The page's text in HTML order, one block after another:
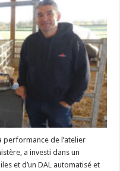
de l’atelier
a investi dans un
et d’un DAL automatisé et